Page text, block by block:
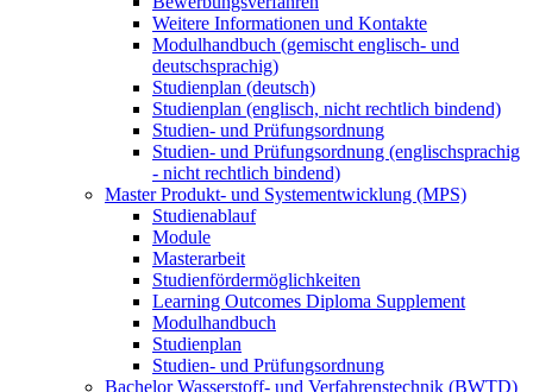
Weitere Informationen und Kontakte
Modulhandbuch (gemischt englisch- und
deutschsprachig)
Studienplan (deutsch)
Studienplan (englisch, nicht rechtlich bindend)
Studien- und Prüfungsordnung
Studien- und Prüfungsordnung (englischsprachig
- nicht rechtlich bindend)
Master Produkt- und Systementwicklung (MPS)
Studienablauf
Module
Masterarbeit
Studienfördermöglichkeiten
Learning Outcomes Diploma Supplement
Modulhandbuch
Studienplan
Studien- und Prüfungsordnung
Bachelor Wasserstoff- und Verfahrenstechnik (BWTD)